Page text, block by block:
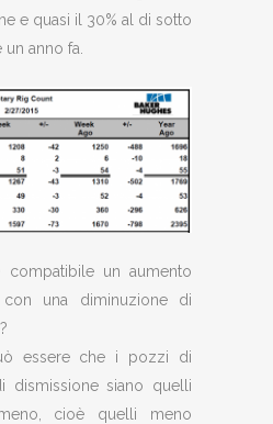
e quasi il 30% al di sotto
anno fa.
compatibile un aumento
una diminuzione di
essere che i pozzi di
dismissione siano quelli
cioè quelli meno